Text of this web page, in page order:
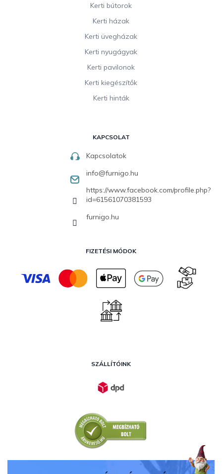
Kerti bútorok
Kerti házak
Kerti üvegházak
Kerti nyugágyak
Kerti pavilonok
Kerti kiegészítők
Kerti hinták
KAPCSOLAT
Kapcsolatok
info@furnigo.hu
https://www.facebook.com/profile.php?
id=61561070381593
furnigo.hu
FIZETÉSI MÓDOK
SZÁLLÍTÓINK